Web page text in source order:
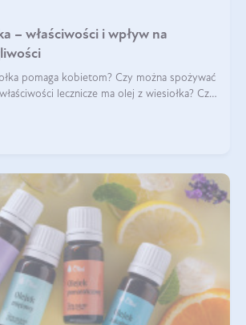
– właściwości i wpływ na
pomaga kobietom? Czy można spożywać
lecznicze ma olej z wiesiołka? Czy